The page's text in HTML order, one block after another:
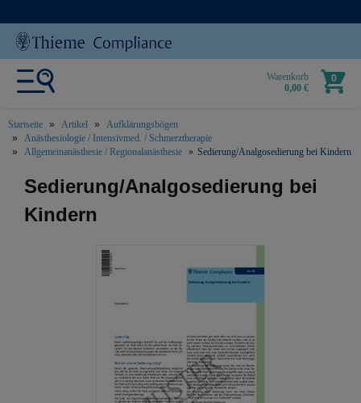
Warenkorb
0,00 €
0
Startseite Artikel
Aufklärungsbögen
Anästhesiologie / Intensivmed. / Schmerztherapie
Allgemeinanästhesie / Regionalanästhesie
Sedierung/Analgosedierung bei Kindern
text.skipToContent
text.skipToNavigation
Sedierung/Analgosedierung bei
Kindern